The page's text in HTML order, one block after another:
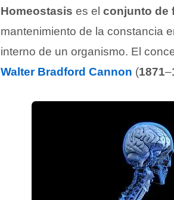
Homeostasis es el conjunto de
mantenimiento de la constancia
interno de un organismo. El
Walter Bradford Cannon (1871–